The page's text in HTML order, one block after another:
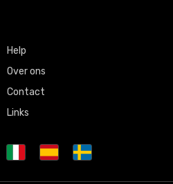
Help
Over ons
Contact
Links